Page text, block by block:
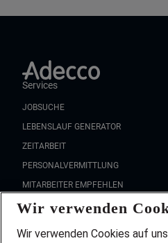
Services
JOBSUCHE
LEBENSLAUF GENERATOR
ZEITARBEIT
PERSONALVERMITTLUNG
MITARBEITER EMPFEHLEN
FAQ
Wir stellen ein!
DEINE BERUFSGRUPPE
Wir verwenden
Wir verwenden Cookies auf